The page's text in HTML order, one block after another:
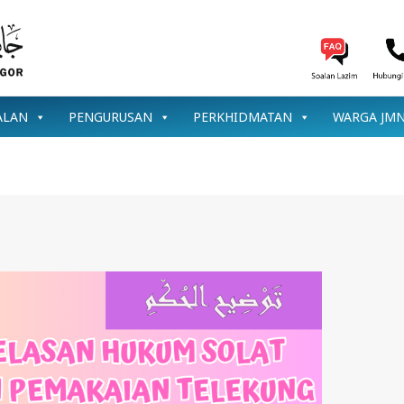
PENGURUSAN PERKHIDMATAN WARGA